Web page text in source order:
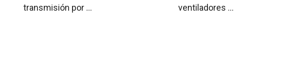
transmisión por ...
ventiladores ...